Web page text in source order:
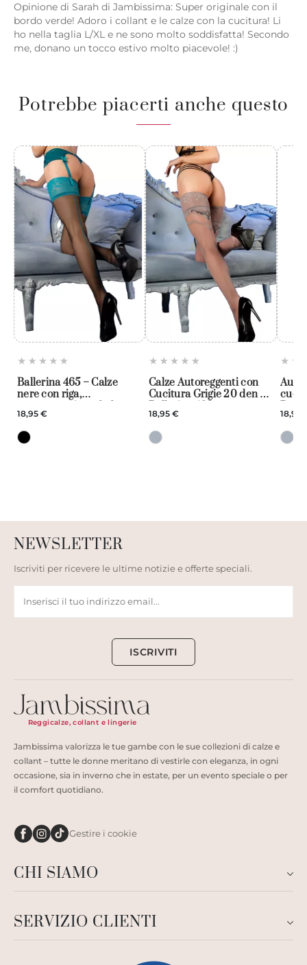
Opinione di Sarah di Jambissima: Super originale con il
bordo verde! Adoro i collant e le calze con la cucitura! Li
ho nella taglia L/XL e ne sono molto soddisfatta! Secondo
me, donano un tocco estivo molto piacevole! :)
Potrebbe piacerti anche questo
Ballerina 465 – Calze
nere con riga,
blu
18,95 €
Calze Autoreggenti con
Cucitura Grigie 20 den –
18,95 € 18,95
NEWSLETTER
Iscriviti per ricevere le ultime notizie e offerte speciali.
ISCRIVITI
Reggicalze, collant e lingerie
Jambissima valorizza le tue gambe con le sue collezioni di calze e
collant – tutte le donne meritano di vestirle con eleganza, in ogni
occasione, sia in inverno che in estate, per un evento speciale o per
il comfort quotidiano.
Gestire i cookie
CHI SIAMO
SERVIZIO CLIENTI